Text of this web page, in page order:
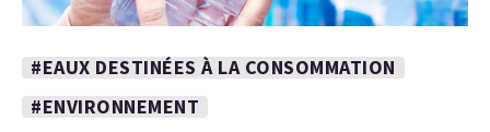
#EAUX DESTINÉES À LA CONSOMMATION
#ENVIRONNEMENT